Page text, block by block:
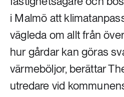
i Malmö att
vägleda om allt från
hur gårdar kan göras
värmeböljor, berättar
utredare vid